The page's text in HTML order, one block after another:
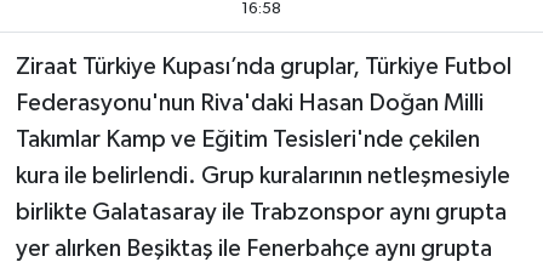
16:58
Ziraat Türkiye Kupası’nda gruplar, Türkiye Futbol
Federasyonu'nun Riva'daki Hasan Doğan Milli
Takımlar Kamp ve Eğitim Tesisleri'nde çekilen
kura ile belirlendi. Grup kuralarının netleşmesiyle
birlikte Galatasaray ile Trabzonspor aynı grupta
yer alırken Beşiktaş ile Fenerbahçe aynı grupta